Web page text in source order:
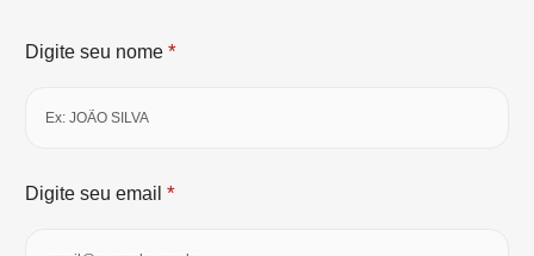
Digite seu nome *
Digite seu email *